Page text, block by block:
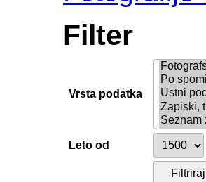
Filter
Vrsta podatka
Leto od